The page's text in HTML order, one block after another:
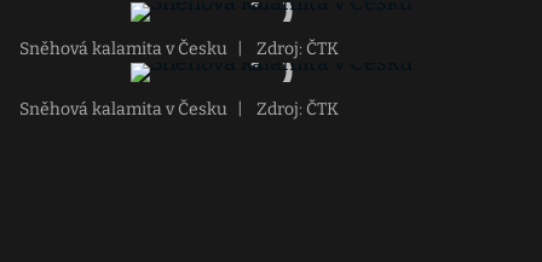
Sněhová kalamita v Česku Zdroj: ČTK
Sněhová kalamita v Česku Zdroj: ČTK